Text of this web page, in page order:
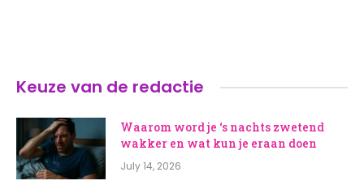
Keuze van de redactie
Waarom word je ‘s nachts zwetend
wakker en wat kun je eraan doen
July 14, 2026